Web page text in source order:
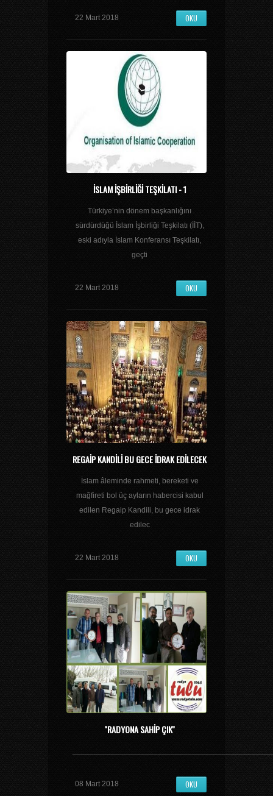
22 Mart 2018 OKU
İSLAM İŞBİRLİĞİ TEŞKİLATI - 1
Türkiye’nin dönem başkanlığını
sürdürdüğü İslam İşbirliği Teşkilatı (İİT),
eski adıyla İslam Konferansı Teşkilatı,
geçti
22 Mart 2018 OKU
REGAIP KANDILI BU GECE IDRAK EDILECEK
İslam âleminde rahmeti, bereketi ve
mağfireti bol üç ayların habercisi kabul
edilen Regaip Kandili, bu gece idrak
edilec
22 Mart 2018 OKU
''RADYONA SAHIP ÇIK''
08 Mart 2018 OKU